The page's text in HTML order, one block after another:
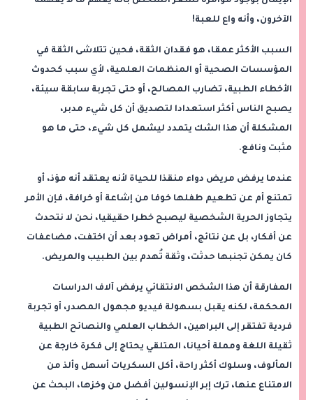
الآخرون، وأنه واع للعبة!
السبب الأكثر عمقا، هو فقدان الثقة، فحين تتلاشى الثقة في
المؤسسات الصحية أو المنظمات العلمية، لأي سبب كحدوث
الأخطاء الطبية، تضارب المصالح، أو حتى تجربة سابقة سيئة،
يصبح الناس أكثر استعدادا لتصديق أن كل شيء مدبر،
المشكلة أن هذا الشك يتمدد ليشمل كل شيء، حتى ما هو
مثبت ونافع.
عندما يرفض مريض دواء منقذا للحياة لأنه يعتقد أنه مؤذ، أو
تمتنع أم عن تطعيم طفلها خوفا من إشاعة أو خرافة، فإن الأمر
يتجاوز الحرية الشخصية ليصبح خطرا حقيقيا، نحن لا نتحدث
عن أفكار، بل عن نتائج، أمراض تعود بعد أن اختفت، مضاعفات
كان يمكن تجنبها حدثت، وثقة تُهدم بين الطبيب والمريض.
المفارقة أن هذا الشخص الانتقائي يرفض آلاف الدراسات
المحكمة، لكنه يقبل بسهولة فيديو مجهول المصدر، أو تجربة
فردية تفتقر إلى البراهين، الخطاب العلمي والنصائح الطبية
ثقيلة اللغة ومملة أحيانا، المتلقي يحتاج إلى فكرة خارجة عن
المألوف، وسلوك أكثر راحة، أكل السكريات أسهل وألذ من
الامتناع عنها، ترك إبر الإنسولين أفضل من وخزها، البحث عن